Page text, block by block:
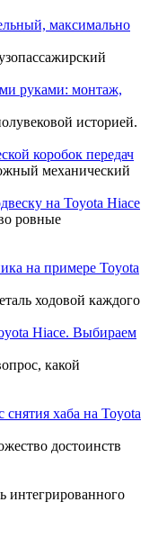
максимально
руками: монтаж,
историей.
коробок передач
механический
на Toyota Hiace
ровные
на примере Toyota
ходовой каждого
Hiace. Выбираем
какой
хаба на Toyota
достоинств
интегрированного